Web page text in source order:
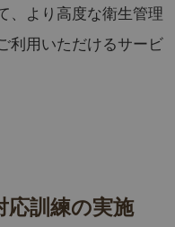
、より高度な衛生管理
利用いただけるサービ
応訓練の実施